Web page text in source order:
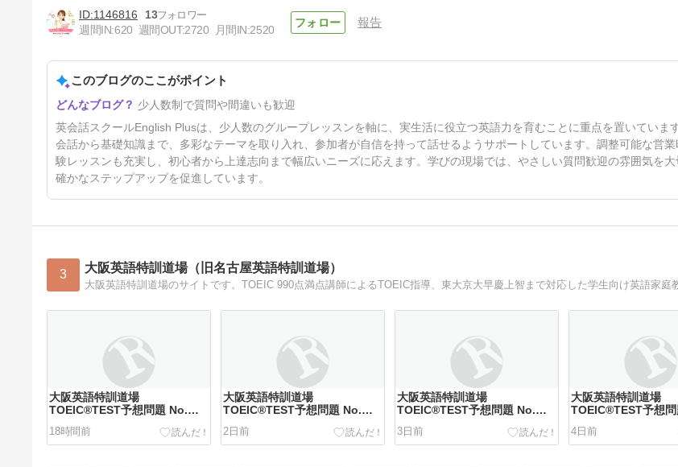
「日焼け止め」って英語で何て
言うの？English Plusレッス
いたかった「日焼け止め」の英
語表現 ２０２６年８月１週の
レッスンから
5日前
1146816
13
週間IN:620 週間OUT:2720 月間IN:2520
報告
このブログのここがポイント
少人数制で質問や間違いも歓迎
英会話スクールEnglish Plusは、少人数のグループレッスンを軸に、実生活に役立つ英語力を育むことに重点を置いていま
会話から基礎知識まで、多彩なテーマを取り入れ、参加者が自信を持って話せるようサポートしています。調整可能な営業
験レッスンも充実し、初心者から上達志向まで幅広いニーズに応えます。学びの現場では、やさしい質問歓迎の雰囲気を大
確かなステップアップを促進しています。
3 大阪英語特訓道場（旧名古屋英語特訓道場）
大阪英語特訓道場
TOEIC®TEST予想問題 No.
18時間前
大阪英語特訓道場
TOEIC®TEST予想問題 No.
2日前
大阪英語特訓道場
TOEIC®TEST予想問題 No.
3日前
大阪英語特訓道場
TOEIC®TEST予想
4日前